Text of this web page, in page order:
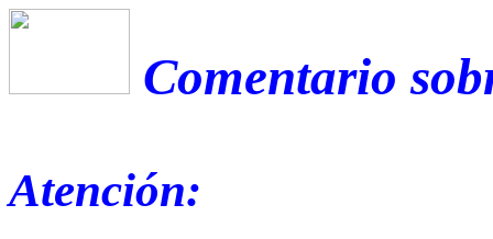
Comentario
Atención: